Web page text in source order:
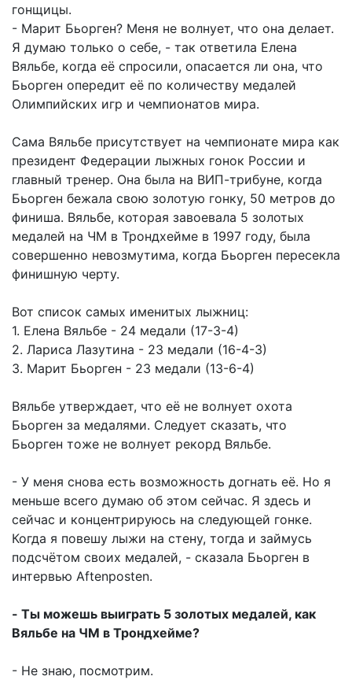
гонщицы.
- Марит Бьорген? Меня не волнует, что она делает.
Я думаю только о себе, - так ответила Елена
Вяльбе, когда её спросили, опасается ли она, что
Бьорген опередит её по количеству медалей
Олимпийских игр и чемпионатов мира.
Сама Вяльбе присутствует на чемпионате мира как
президент Федерации лыжных гонок России и
главный тренер. Она была на ВИП-трибуне, когда
Бьорген бежала свою золотую гонку, 50 метров до
финиша. Вяльбе, которая завоевала 5 золотых
медалей на ЧМ в Трондхейме в 1997 году, была
совершенно невозмутима, когда Бьорген пересекла
финишную черту.
Вот список самых именитых лыжниц:
1. Елена Вяльбе - 24 медали (17-3-4)
2. Лариса Лазутина - 23 медали (16-4-3)
3. Марит Бьорген - 23 медали (13-6-4)
Вяльбе утверждает, что её не волнует охота
Бьорген за медалями. Следует сказать, что
Бьорген тоже не волнует рекорд Вяльбе.
- У меня снова есть возможность догнать её. Но я
меньше всего думаю об этом сейчас. Я здесь и
сейчас и концентрируюсь на следующей гонке.
Когда я повешу лыжи на стену, тогда и займусь
подсчётом своих медалей, - сказала Бьорген в
интервью Aftenposten.
- Ты можешь выиграть 5 золотых медалей, как
Вяльбе на ЧМ в Трондхейме?
- Не знаю, посмотрим.